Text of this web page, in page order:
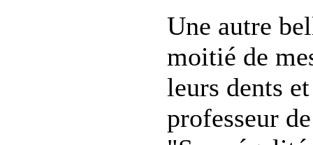
Une autre
moitié de
leurs dents
professeur